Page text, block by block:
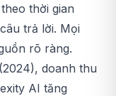
thời gian
trả lời. Mọi
rõ ràng.
doanh thu
AI tăng